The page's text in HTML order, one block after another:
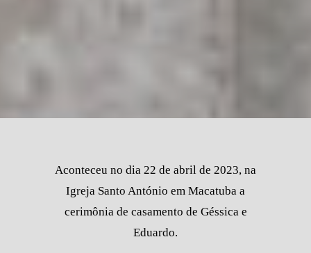
Aconteceu no dia 22 de abril de 2023, na
Igreja Santo António em Macatuba a
cerimônia de casamento de Géssica e
Eduardo.